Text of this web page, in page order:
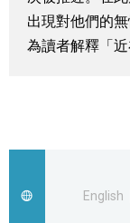
更多
出現對他們的
為讀者解釋「
English